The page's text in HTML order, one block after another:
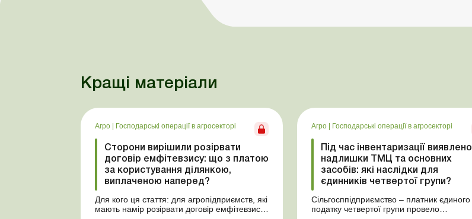
Кращі матеріали
Агро Господарські операції в агросекторі
Сторони вирішили розірвати
договір емфітевзису: що з платою
за користування ділянкою,
виплаченою наперед?
Для кого ця стаття: для агропідприємств, які
мають намір розірвати договір емфітевзису
Агро Господарські операції в агросекторі
Під час інвентаризації виявлено
надлишки ТМЦ та основних
засобів: які наслідки для
єдинників четвертої групи?
Сільгосппідприємство – платник єдиного
податку четвертої групи провело